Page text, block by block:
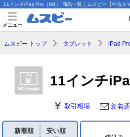
11インチiPad Pro（M4） 商品一覧｜ムスビー【中古ス
メニュー
ムスビー トップ タブレット iPad
11インチ
取引相場 新着
新着順
安い順